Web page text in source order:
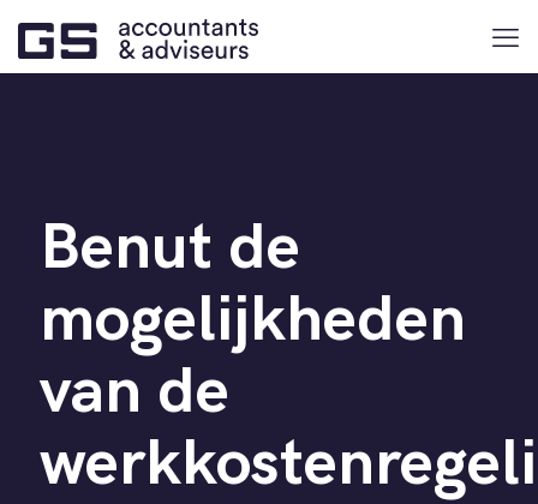
Benut de
mogelijkheden
van de